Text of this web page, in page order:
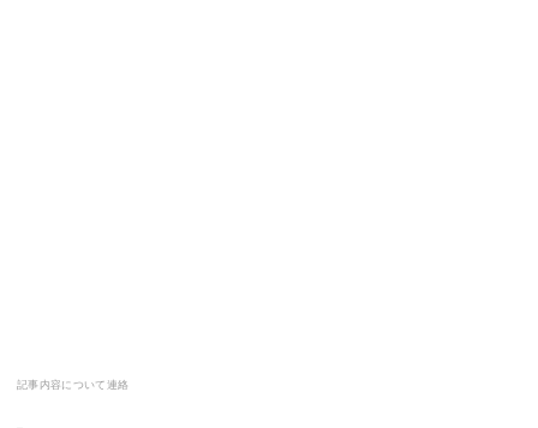
記事内容について連絡